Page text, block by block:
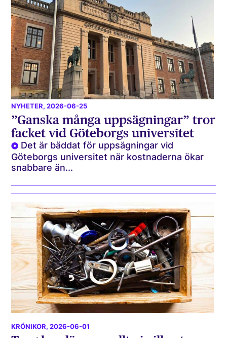
NYHETER, 2026-06-25
”Ganska många uppsägningar” tror
facket vid Göteborgs universitet
Det är bäddat för uppsägningar vid
Göteborgs universitet när kostnaderna ökar
snabbare än...
KRÖNIKOR, 2026-06-01